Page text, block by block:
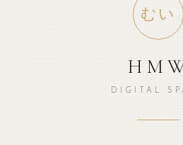
むい
DIGITAL